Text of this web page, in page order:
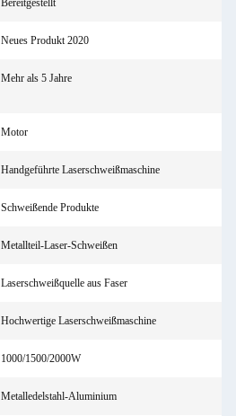
Bereitgestellt
Neues Produkt 2020
Mehr als 5 Jahre
Motor
Handgeführte Laserschweißmaschine
Schweißende Produkte
Metallteil-Laser-Schweißen
Laserschweißquelle aus Faser
Hochwertige Laserschweißmaschine
1000/1500/2000W
Metalledelstahl-Aluminium